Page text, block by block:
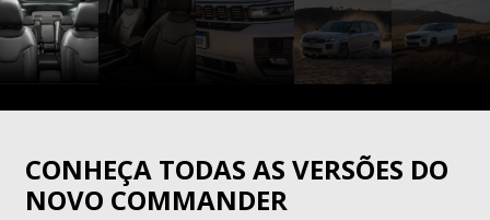
CONHEÇA TODAS AS VERSÕES DO
NOVO COMMANDER